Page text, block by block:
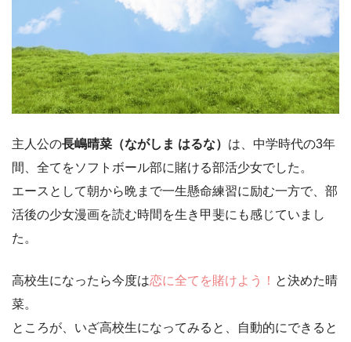
主人公の長嶋晴菜（ながしま はるな） は、中学時代の3年
間、全てをソフトボール部に賭ける部活少女でした。
エースとして朝から晩まで一生懸命練習に励む一方で、部
活後の少女漫画を読む時間を生き甲斐にも感じていまし
た。
高校生になったら今度は恋に全てを賭けよう！ と決めた晴
菜。
ところが、いざ高校生になってみると、自動的にできると